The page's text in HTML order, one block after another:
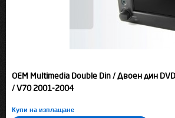
OEM Multimedia Double Din / Двоен дин
/ V70 2001-2004
Купи на изплащане